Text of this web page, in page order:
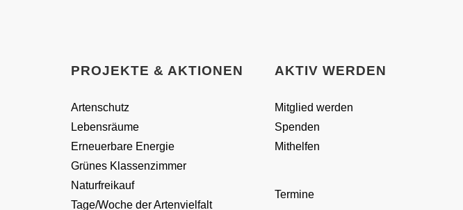
PROJEKTE & AKTIONEN
Artenschutz
Lebensräume
Erneuerbare Energie
Grünes Klassenzimmer
Naturfreikauf
Tage/Woche der Artenvielfalt
AKTIV WERDEN
Mitglied werden
Spenden
Mithelfen
Termine